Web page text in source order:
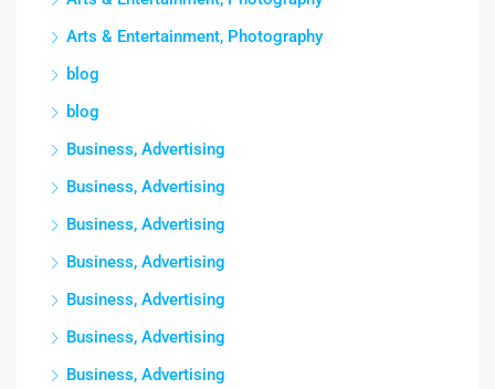
Arts & Entertainment, Photography
blog
blog
Business, Advertising
Business, Advertising
Business, Advertising
Business, Advertising
Business, Advertising
Business, Advertising
Business, Advertising